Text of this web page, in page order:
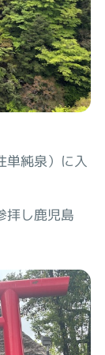
単純泉）に入
拝し鹿児島